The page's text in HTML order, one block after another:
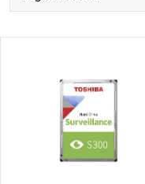
e
ABC szerint